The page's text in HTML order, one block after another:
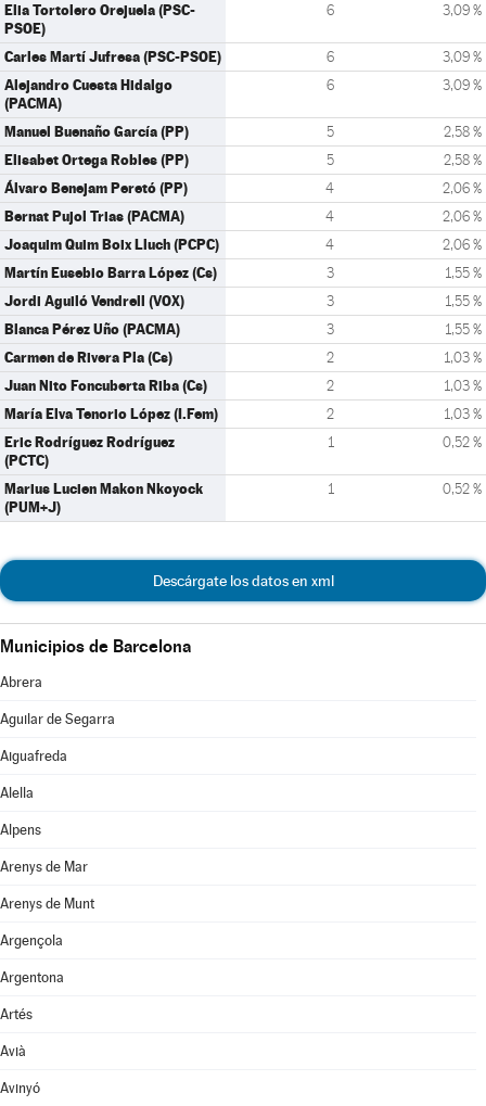
Elia Tortolero Orejuela (PSC-
PSOE)
6 3,09 %
Carles Martí Jufresa (PSC-PSOE) 6 3,09 %
Alejandro Cuesta Hidalgo
(PACMA)
6 3,09 %
Manuel Buenaño García (PP) 5 2,58 %
Elisabet Ortega Robles (PP) 5 2,58 %
Álvaro Benejam Peretó (PP) 4 2,06 %
Bernat Pujol Trias (PACMA) 4 2,06 %
Joaquim Quim Boix Lluch (PCPC) 4 2,06 %
Martín Eusebio Barra López (Cs) 3 1,55 %
Jordi Aguiló Vendrell (VOX) 3 1,55 %
Blanca Pérez Uño (PACMA) 3 1,55 %
Carmen de Rivera Pla (Cs) 2 1,03 %
Juan Nito Foncuberta Riba (Cs) 2 1,03 %
María Elva Tenorio López (I.Fem) 2 1,03 %
Eric Rodríguez Rodríguez
(PCTC)
1 0,52 %
Marius Lucien Makon Nkoyock
(PUM+J)
1 0,52 %
Descárgate los datos en xml
Municipios de Barcelona
Abrera
Aguilar de Segarra
Aiguafreda
Alella
Alpens
Arenys de Mar
Arenys de Munt
Argençola
Argentona
Artés
Avià
Avinyó